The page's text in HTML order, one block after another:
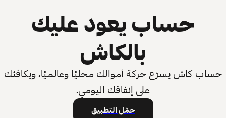
حساب يعود عليك
بالكاش
حساب كاش يسرّع حركة أموالك محليًا وعالميًا، ويكافئك
على إنفاقك اليومي.
حمّل التطبيق